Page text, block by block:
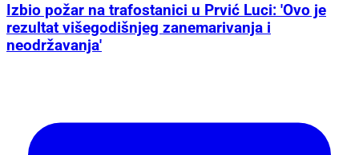
Izbio požar na trafostanici u Prvić Luci: 'Ovo je
rezultat višegodišnjeg zanemarivanja i
neodržavanja'